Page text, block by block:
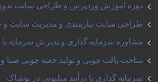
دوره آموزش وردپرس و طراحی سایت بدون
طراحی سایت نیازمندی و مدیریت سایت و
مشاوره سرمایه گذاری و پذیرش سرمایه
ساخت پالت چوبی و تولید جعبه چوبی
سرمایه گذاری با درآمد میلیونی در پوشاک